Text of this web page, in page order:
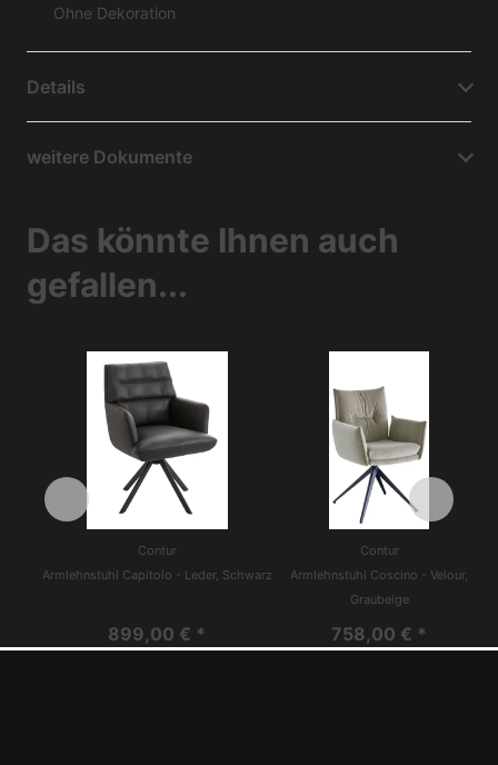
Ohne Dekoration
Details
weitere Dokumente
Das könnte Ihnen auch
gefallen...
Contur
Armlehnstuhl Capitolo - Leder, Schwarz
899,00 € *
Contur
Armlehnstuhl Coscino - Velour,
Graubeige
758,00 € *